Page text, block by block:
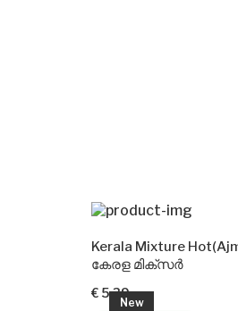
New
Kerala Mixture Hot(Ajmi)
കേരള മിക്സർ
€ 5.39